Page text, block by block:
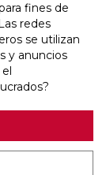
fines de
redes
se utilizan
y anuncios